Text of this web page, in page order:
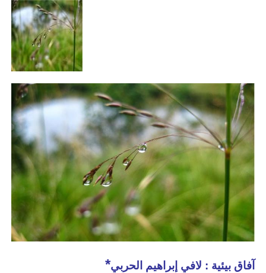
آفاق بيئية : لافي إبراهيم الحربي*